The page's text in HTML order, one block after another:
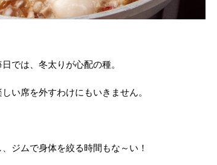
では、冬太りが心配の種。
い席を外すわけにもいきません。
ジムで身体を絞る時間もな～い！